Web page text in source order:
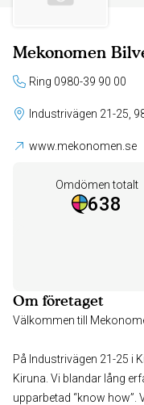
Mekonomen
Ring 0980-39 90 00
www.mekonomen.se
Omdömen totalt
638
Om företaget
Välkommen till
På Industrivägen 21-25 i
Kiruna. Vi blandar lång
upparbetad “know how”.